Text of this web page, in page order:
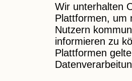
Wir unterhalten
Plattformen, um
Nutzern
informieren zu
Plattformen